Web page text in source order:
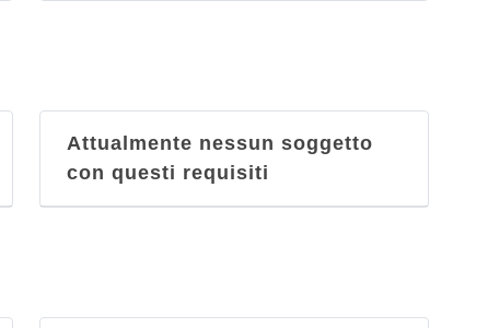
Attualmente nessun soggetto
con questi requisiti